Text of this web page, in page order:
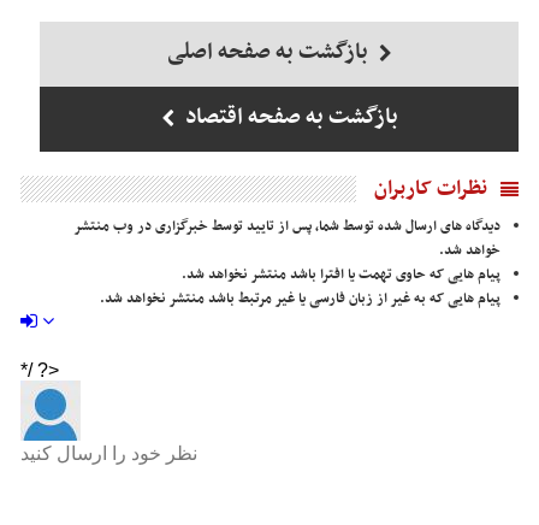
بازگشت به صفحه اصلی
بازگشت به صفحه اقتصاد
نظرات کاربران
دیدگاه های ارسال شده توسط شما، پس از تایید توسط خبرگزاری در وب منتشر
خواهد شد.
پیام هایی که حاوی تهمت یا افترا باشد منتشر نخواهد شد.
پیام هایی که به غیر از زبان فارسی یا غیر مرتبط باشد منتشر نخواهد شد.